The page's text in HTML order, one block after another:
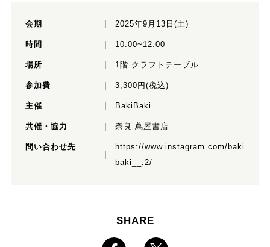
会期 2025年9月13日(土)
時間 10:00~12:00
場所 1階 クラフトテーブル
参加費 3,300円(税込)
主催 BakiBaki
共催・協力 奈良 蔦屋書店
問い合わせ先
https://www.instagram.com/baki
baki__.2/
SHARE